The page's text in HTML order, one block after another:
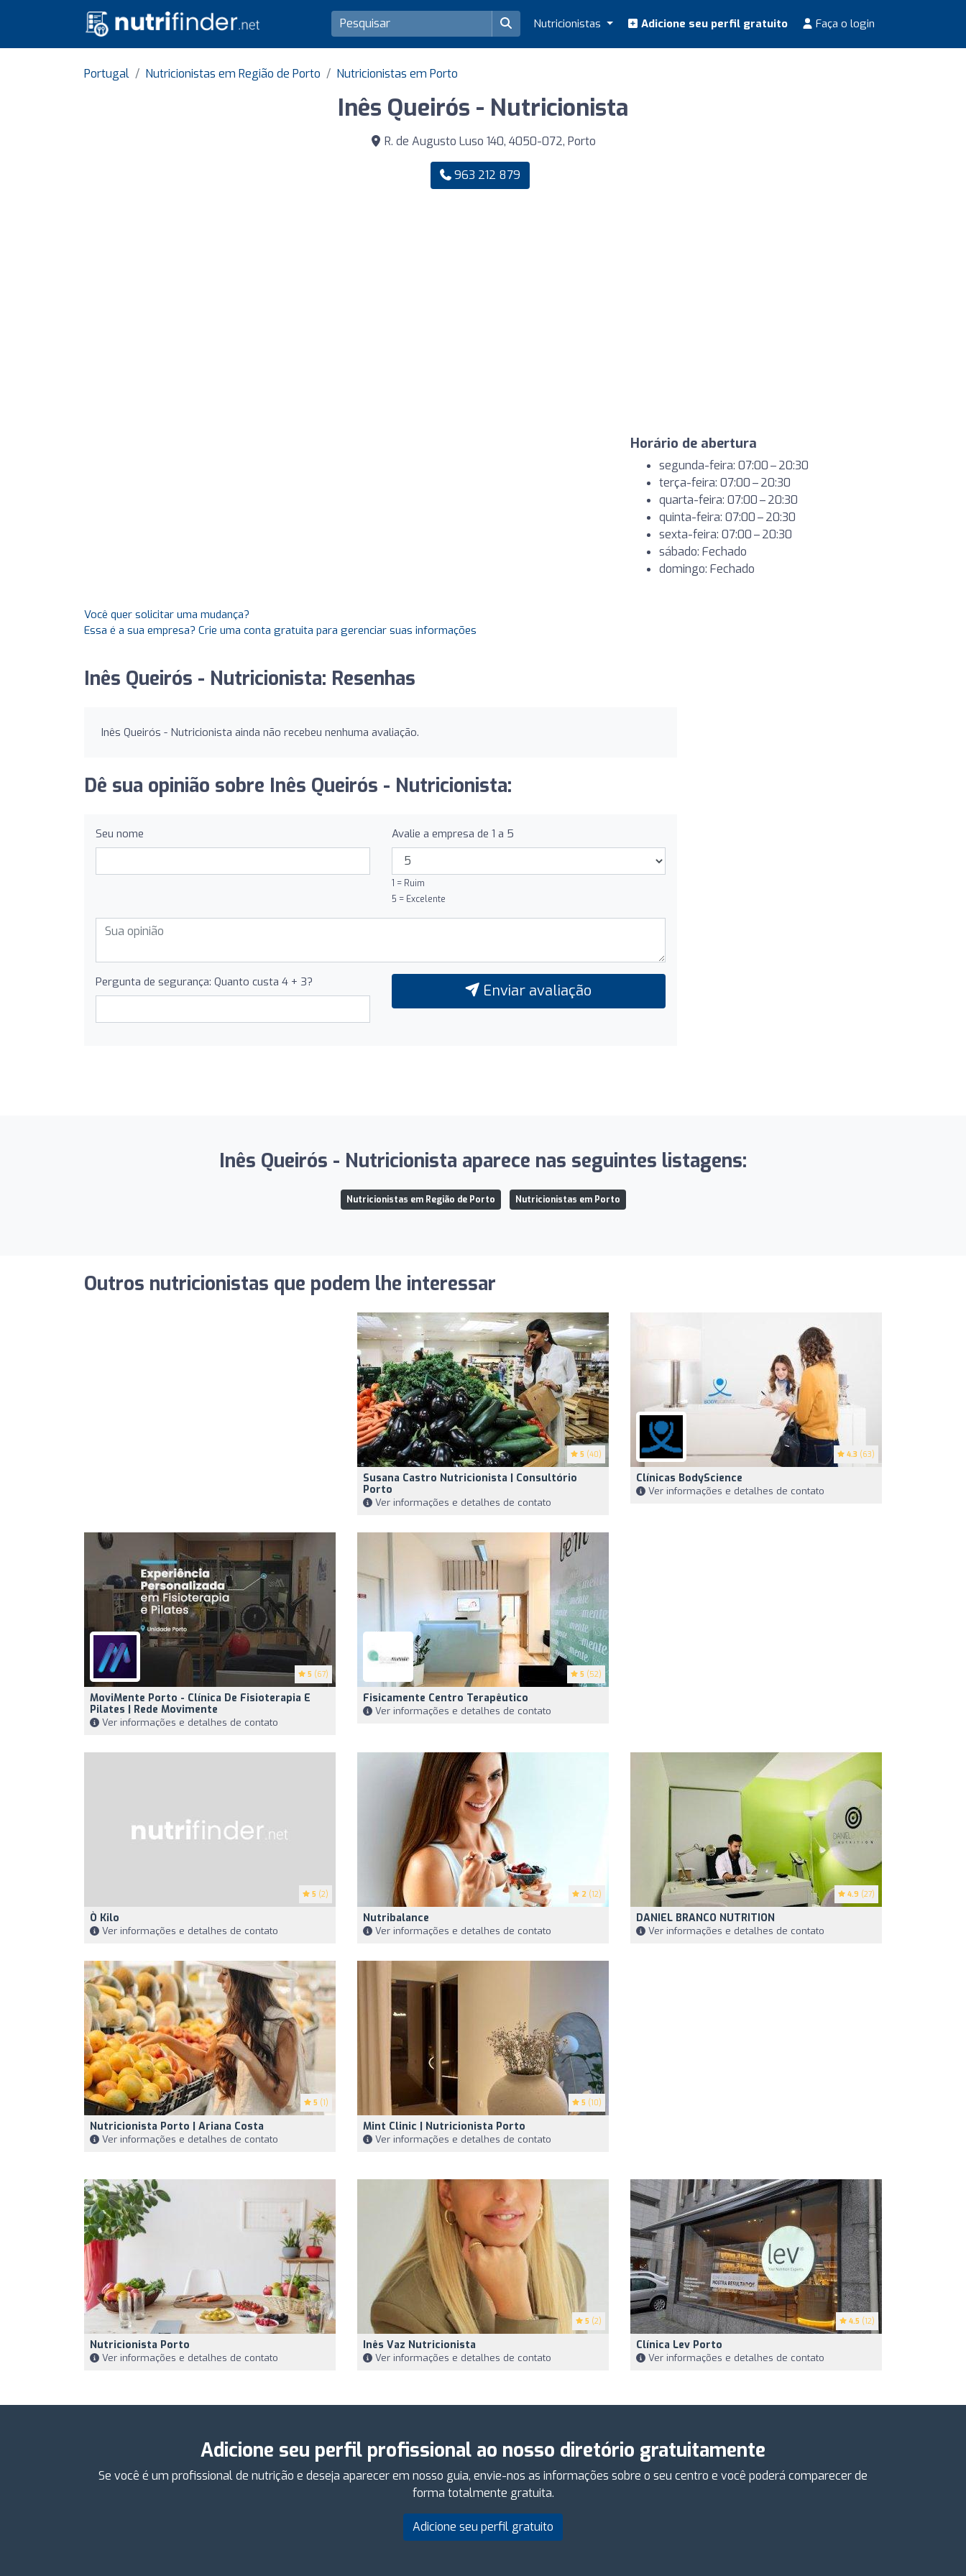
Nutricionistas Adicione seu perfil gratuito Faça o login
Portugal Nutricionistas em Região de Porto Nutricionistas em Porto
Inês Queirós - Nutricionista
R. de Augusto Luso 140, 4050-072, Porto
963 212 879
Horário de abertura
segunda-feira: 07:00 – 20:30
terça-feira: 07:00 – 20:30
quarta-feira: 07:00 – 20:30
quinta-feira: 07:00 – 20:30
sexta-feira: 07:00 – 20:30
sábado: Fechado
domingo: Fechado
Você quer solicitar uma mudança?
Essa é a sua empresa? Crie uma conta gratuita para gerenciar suas informações
Inês Queirós - Nutricionista: Resenhas
Inês Queirós - Nutricionista ainda não recebeu nenhuma avaliação.
Dê sua opinião sobre Inês Queirós - Nutricionista:
Seu nome Avalie a empresa de 1 a 5
1 = Ruim
5 = Excelente
Pergunta de segurança: Quanto custa 4 + 3? Enviar avaliação
Inês Queirós - Nutricionista aparece nas seguintes listagens:
Nutricionistas em Região de Porto Nutricionistas em Porto
Outros nutricionistas que podem lhe interessar
5 (40)
Susana Castro Nutricionista | Consultório
Porto
Ver informações e detalhes de contato
4.3 (63)
Clínicas BodyScience
Ver informações e detalhes de contato
5 (67)
MoviMente Porto - Clínica De Fisioterapia E
Pilates | Rede Movimente
Ver informações e detalhes de contato
5 (52)
Fisicamente Centro Terapêutico
Ver informações e detalhes de contato
5 (2)
Ò Kilo
Ver informações e detalhes de contato
2 (12)
Nutribalance
Ver informações e detalhes de contato
4.9 (27)
DANIEL BRANCO NUTRITION
Ver informações e detalhes de contato
5 (1)
Nutricionista Porto | Ariana Costa
Ver informações e detalhes de contato
5 (10)
Mint Clinic | Nutricionista Porto
Ver informações e detalhes de contato
Nutricionista Porto
Ver informações e detalhes de contato
5 (2)
Inês Vaz Nutricionista
Ver informações e detalhes de contato
4.5 (12)
Clínica Lev Porto
Ver informações e detalhes de contato
Adicione seu perfil profissional ao nosso diretório gratuitamente
Se você é um profissional de nutrição e deseja aparecer em nosso guia, envie-nos as informações sobre o seu centro e você poderá comparecer de
forma totalmente gratuita.
Adicione seu perfil gratuito